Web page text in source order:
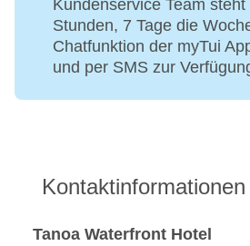
Kundenservice Team
Stunden, 7 Tage die
Chatfunktion der myTui
und per SMS zur
Kontaktinformationen
Tanoa Waterfront Hotel